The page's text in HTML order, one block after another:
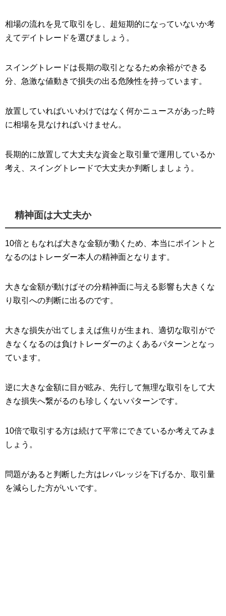
相場の流れを見て取引をし、超短期的になっていないか考
えてデイトレードを選びましょう。
スイングトレードは長期の取引となるため余裕ができる
分、急激な値動きで損失の出る危険性を持っています。
放置していればいいわけではなく何かニュースがあった時
に相場を見なければいけません。
長期的に放置して大丈夫な資金と取引量で運用しているか
考え、スイングトレードで大丈夫か判断しましょう。
精神面は大丈夫か
10倍ともなれば大きな金額が動くため、本当にポイントと
なるのはトレーダー本人の精神面となります。
大きな金額が動けばその分精神面に与える影響も大きくな
り取引への判断に出るのです。
大きな損失が出てしまえば焦りが生まれ、適切な取引がで
きなくなるのは負けトレーダーのよくあるパターンとなっ
ています。
逆に大きな金額に目が眩み、先行して無理な取引をして大
きな損失へ繋がるのも珍しくないパターンです。
10倍で取引する方は続けて平常にできているか考えてみま
しょう。
問題があると判断した方はレバレッジを下げるか、取引量
を減らした方がいいです。